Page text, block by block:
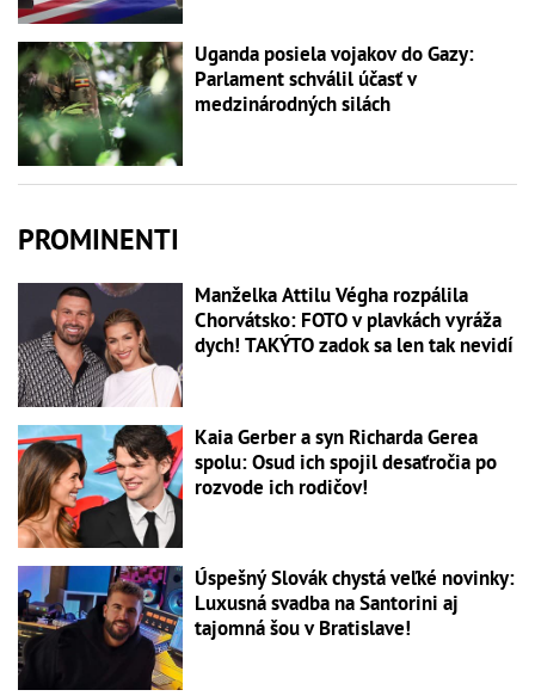
Uganda posiela vojakov do Gazy:
Parlament schválil účasť v
medzinárodných silách
PROMINENTI
Manželka Attilu Végha rozpálila
Chorvátsko: FOTO v plavkách vyráža
dych! TAKÝTO zadok sa len tak nevidí
Kaia Gerber a syn Richarda Gerea
spolu: Osud ich spojil desaťročia po
rozvode ich rodičov!
Úspešný Slovák chystá veľké novinky:
Luxusná svadba na Santorini aj
tajomná šou v Bratislave!